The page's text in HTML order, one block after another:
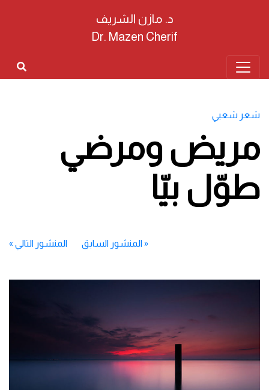
د. مازن الشريف
Dr. Mazen Cherif
شعر شعبي
مريض ومرضي
طوّل بيّا
«المنشور السابق المنشور التالي »